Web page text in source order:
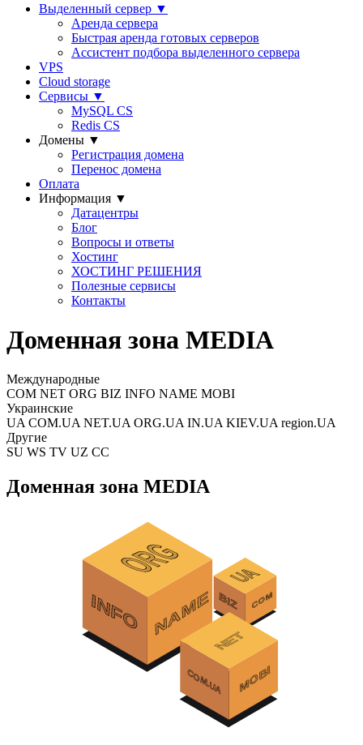
Выделенный сервер ▼
Аренда сервера
Быстрая аренда готовых серверов
Ассистент подбора выделенного сервера
VPS
Cloud storage
Сервисы ▼
MySQL CS
Redis CS
Домены ▼
Регистрация домена
Перенос домена
Оплата
Информация ▼
Датацентры
Блог
Вопросы и ответы
Хостинг
ХОСТИНГ РЕШЕНИЯ
Полезные сервисы
Контакты
Доменная зона MEDIA
Международные
COM NET ORG BIZ INFO NAME MOBI
Украинские
UA COM.UA NET.UA ORG.UA IN.UA KIEV.UA region.UA
Другие
SU WS TV UZ CC
Доменная зона MEDIA